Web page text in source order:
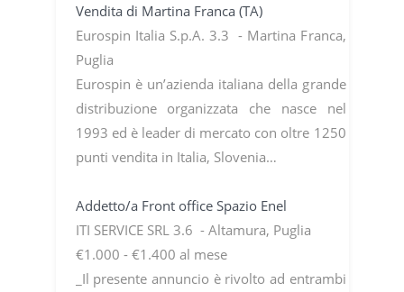
Vendita di Martina Franca (TA)
Eurospin Italia S.p.A. 3.3 - Martina Franca,
Puglia
Eurospin è un’azienda italiana della grande
distribuzione organizzata che nasce nel
1993 ed è leader di mercato con oltre 1250
punti vendita in Italia, Slovenia…
Addetto/a Front office Spazio Enel
ITI SERVICE SRL 3.6 - Altamura, Puglia
€1.000 - €1.400 al mese
_Il presente annuncio è rivolto ad entrambi